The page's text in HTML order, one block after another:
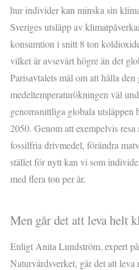
hur individer kan minska sin
Sveriges utsläpp av
konsumtion i snitt 8 ton
vilket är avsevärt högre än det
Parisavtalets mål om att hålla den
medeltemperaturökningen väl
genomsnittliga globala utsläppen
2050. Genom att exempelvis
fossilfria drivmedel, förändra
stället för nytt kan vi som
med flera ton per år.
Men går det att leva helt
Enligt Anita Lundström, expert
Naturvårdsverket, går det att